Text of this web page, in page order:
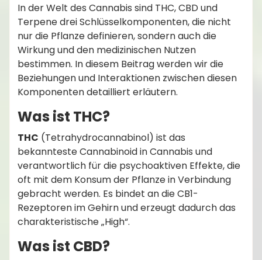
In der Welt des Cannabis sind THC, CBD und
Terpene drei Schlüsselkomponenten, die nicht
nur die Pflanze definieren, sondern auch die
Wirkung und den medizinischen Nutzen
bestimmen. In diesem Beitrag werden wir die
Beziehungen und Interaktionen zwischen diesen
Komponenten detailliert erläutern.
Was ist THC?
THC (Tetrahydrocannabinol) ist das
bekannteste Cannabinoid in Cannabis und
verantwortlich für die psychoaktiven Effekte, die
oft mit dem Konsum der Pflanze in Verbindung
gebracht werden. Es bindet an die CB1-
Rezeptoren im Gehirn und erzeugt dadurch das
charakteristische „High“.
Was ist CBD?